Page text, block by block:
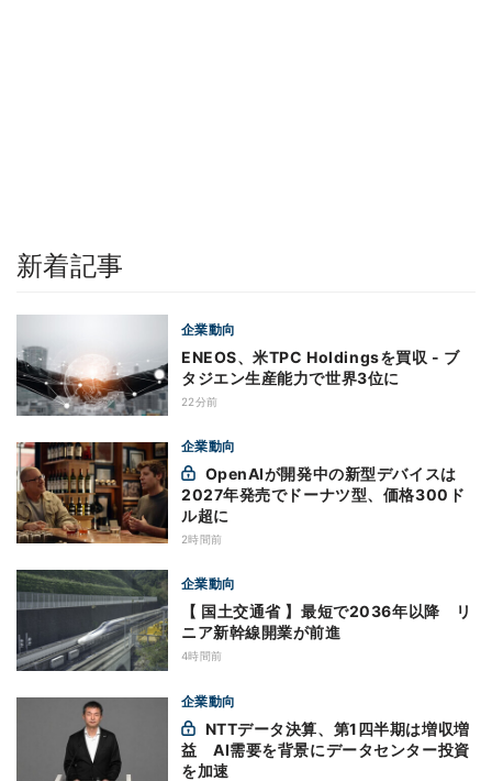
新着記事
企業動向
ENEOS、米TPC Holdingsを買収 - ブ
タジエン生産能力で世界3位に
22分前
企業動向
2027年発売でドーナツ型、価格300ド
ル超に
2時間前
企業動向
【 国土交通省 】最短で2036年以降 リ
ニア新幹線開業が前進
4時間前
企業動向
益 AI需要を背景にデータセンター投資
を加速